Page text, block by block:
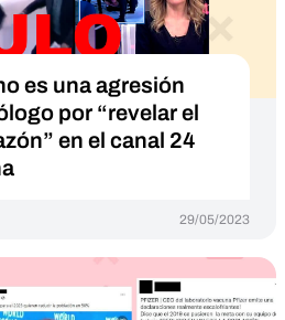
es una agresión
por “revelar el
en el canal 24
29/05/2023